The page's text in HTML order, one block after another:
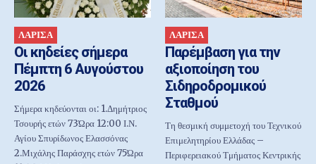
ΛΑΡΙΣΑ
Οι κηδείες σήμερα
Πέμπτη 6 Αυγούστου
2026
Σήμερα κηδεύονται οι: 1.Δημήτριος
Τσουρής ετών 73Ώρα 12:00 Ι.Ν.
Αγίου Σπυρίδωνος Ελασσόνας
2.Μιχάλης Παράσχης ετών 75Ώρα
ΛΑΡΙΣΑ
Παρέμβαση για την
αξιοποίηση του
Σιδηροδρομικού
Σταθμού
Τη θεσμική συμμετοχή του Τεχνικού
Επιμελητηρίου Ελλάδας –
Περιφερειακού Τμήματος Κεντρικής